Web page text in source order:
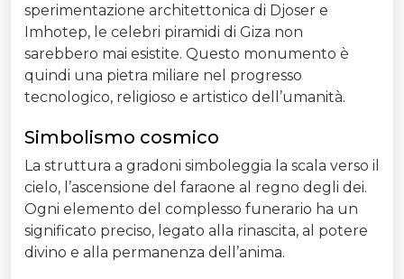
sperimentazione architettonica di Djoser e
Imhotep, le celebri piramidi di Giza non
sarebbero mai esistite. Questo monumento è
quindi una pietra miliare nel progresso
tecnologico, religioso e artistico dell’umanità.
Simbolismo cosmico
La struttura a gradoni simboleggia la scala verso il
cielo, l’ascensione del faraone al regno degli dei.
Ogni elemento del complesso funerario ha un
significato preciso, legato alla rinascita, al potere
divino e alla permanenza dell’anima.